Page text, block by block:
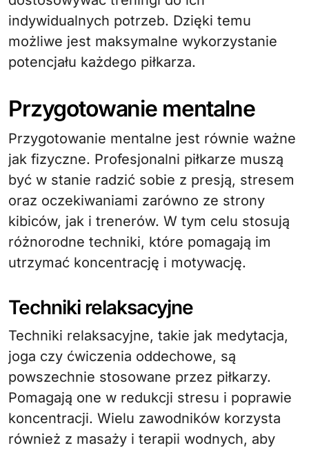
indywidualnych potrzeb. Dzięki temu
możliwe jest maksymalne wykorzystanie
potencjału każdego piłkarza.
Przygotowanie mentalne
Przygotowanie mentalne jest równie ważne
jak fizyczne. Profesjonalni piłkarze muszą
być w stanie radzić sobie z presją, stresem
oraz oczekiwaniami zarówno ze strony
kibiców, jak i trenerów. W tym celu stosują
różnorodne techniki, które pomagają im
utrzymać koncentrację i motywację.
Techniki relaksacyjne
Techniki relaksacyjne, takie jak medytacja,
joga czy ćwiczenia oddechowe, są
powszechnie stosowane przez piłkarzy.
Pomagają one w redukcji stresu i poprawie
koncentracji. Wielu zawodników korzysta
również z masaży i terapii wodnych, aby